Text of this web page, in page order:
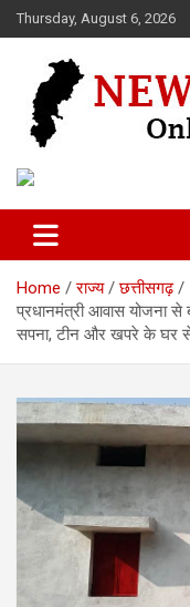
Skip
to
Thursday, August 6, 2026
News 36
Home राज्य
छत्तीसगढ़
प्रधानमंत्री आवास योजना
सपना, टीन और खपरे के घर से